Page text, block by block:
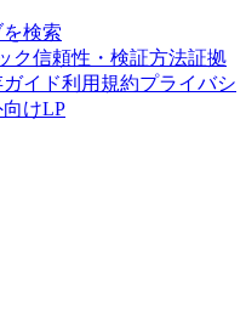
検索
ク信頼性・検証方法証拠
イド利用規約プライバシ
けLP